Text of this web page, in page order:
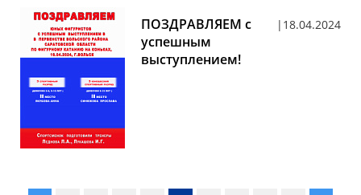
ПОЗДРАВЛЯЕМ с
успешным
выступлением!
18.04.2024